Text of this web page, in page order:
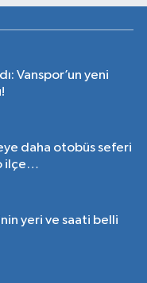
Vanspor’un yeni
daha otobüs seferi
ilçe…
yeri ve saati belli